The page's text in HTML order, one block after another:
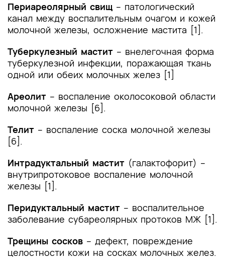
применения и доз лекарственных препаратов,
инструкции по применению лекарственного
препарата
Приложение Б. Алгоритмы действий врача
Приложение В. Информация для пациента
Приложение Г1-ГN. Шкалы оценки, вопросники
и другие оценочные инструменты состояния
пациента, приведенные в клинических
рекомендациях
Периареолярный свищ – патологический
канал между воспалительным очагом и кожей
молочной железы, осложнение мастита [1].
Туберкулезный мастит – внелегочная форма
туберкулезной инфекции, поражающая ткань
одной или обеих молочных желез [1]
Ареолит – воспаление околосоковой области
молочной железы [6].
Телит – воспаление соска молочной железы
[6].
Интрадуктальный мастит (галактофорит) –
внутрипротоковое воспаление молочной
железы [1].
Перидуктальный мастит – воспалительное
заболевание субареолярных протоков МЖ [1].
Трещины сосков – дефект, повреждение
целостности кожи на сосках молочных желез.